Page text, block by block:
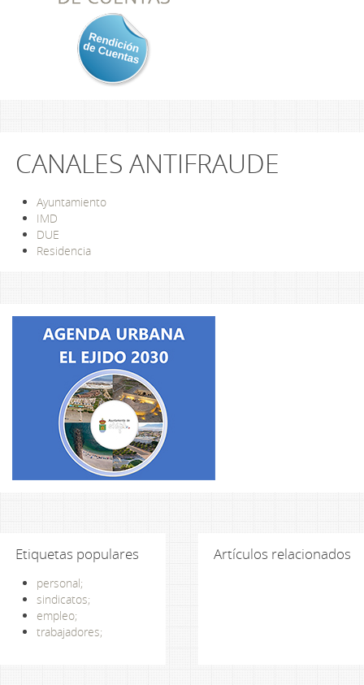
CANALES ANTIFRAUDE
Ayuntamiento
IMD
DUE
Residencia
Etiquetas populares
personal;
sindicatos;
empleo;
trabajadores;
Artículos relacionados